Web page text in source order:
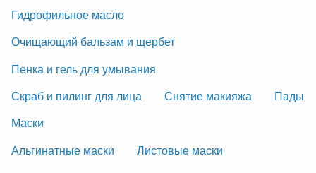
Гидрофильное масло
Очищающий бальзам и щербет
Пенка и гель для умывания
Скраб и пилинг для лица
Снятие макияжа
Пады
Маски
Альгинатные маски
Листовые маски